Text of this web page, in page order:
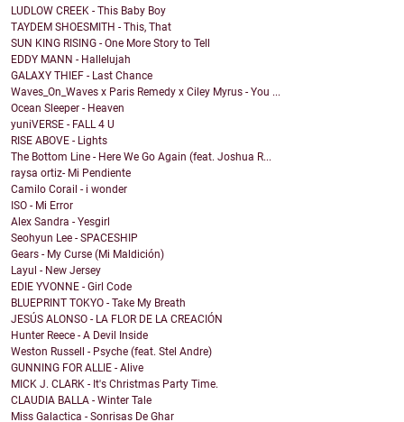
LUDLOW CREEK - This Baby Boy
TAYDEM SHOESMITH - This, That
SUN KING RISING - One More Story to Tell
EDDY MANN - Hallelujah
GALAXY THIEF - Last Chance
Waves_On_Waves x Paris Remedy x Ciley Myrus - You ...
Ocean Sleeper - Heaven
yuniVERSE - FALL 4 U
RISE ABOVE - Lights
The Bottom Line - Here We Go Again (feat. Joshua R...
raysa ortiz- Mi Pendiente
Camilo Corail - i wonder
ISO - Mi Error
Alex Sandra - Yesgirl
Seohyun Lee - SPACESHIP
Gears - My Curse (Mi Maldición)
Layul - New Jersey
EDIE YVONNE - Girl Code
BLUEPRINT TOKYO - Take My Breath
JESÚS ALONSO - LA FLOR DE LA CREACIÓN
Hunter Reece - A Devil Inside
Weston Russell - Psyche (feat. Stel Andre)
GUNNING FOR ALLIE - Alive
MICK J. CLARK - It's Christmas Party Time.
CLAUDIA BALLA - Winter Tale
Miss Galactica - Sonrisas De Ghar